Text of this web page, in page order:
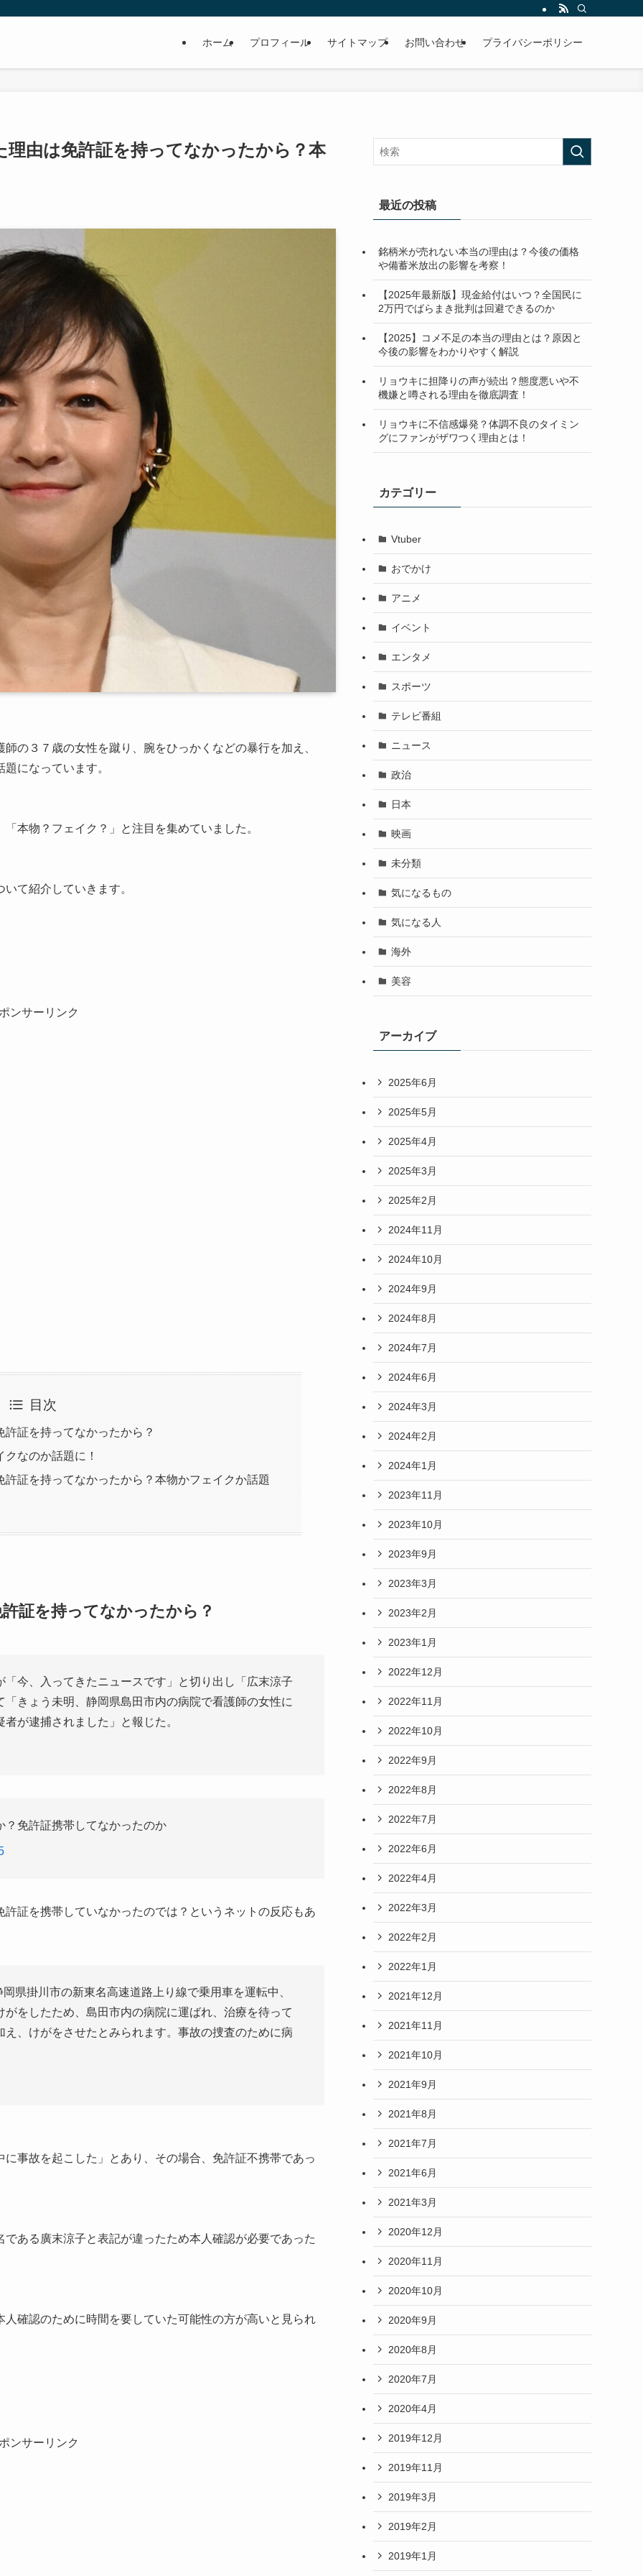
ホーム プロフィール サイトマップ お問い合わせ プライバシーポリシー
理由は免許証を持ってなかったから？本
の３７歳の女性を蹴り、腕をひっかくなどの暴行を加え、
になっています。
本物？フェイク？」と注目を集めていました。
て紹介していきます。
ンサーリンク
目次
証を持ってなかったから？
なのか話題に！
証を持ってなかったから？本物かフェイクか話題
証を持ってなかったから？
今、入ってきたニュースです」と切り出し「広末涼子
きょう未明、静岡県島田市内の病院で看護師の女性に
が逮捕されました」と報じた。
？免許証携帯してなかったのか
証を携帯していなかったのでは？というネットの反応もあ
県掛川市の新東名高速道路上り線で乗用車を運転中、
をしたため、島田市内の病院に運ばれ、治療を待って
、けがをさせたとみられます。事故の捜査のために病
事故を起こした」とあり、その場合、免許証不携帯であっ
ある廣末涼子と表記が違ったため本人確認が必要であった
確認のために時間を要していた可能性の方が高いと見られ
ンサーリンク
最近の投稿
銘柄米が売れない本当の理由は？今後の価格
や備蓄米放出の影響を考察！
【2025年最新版】現金給付はいつ？全国民に
2万円でばらまき批判は回避できるのか
【2025】コメ不足の本当の理由とは？原因と
今後の影響をわかりやすく解説
リョウキに担降りの声が続出？態度悪いや不
機嫌と噂される理由を徹底調査！
リョウキに不信感爆発？体調不良のタイミン
グにファンがザワつく理由とは！
カテゴリー
Vtuber
おでかけ
アニメ
イベント
エンタメ
スポーツ
テレビ番組
ニュース
政治
日本
映画
未分類
気になるもの
気になる人
海外
美容
アーカイブ
2025年6月
2025年5月
2025年4月
2025年3月
2025年2月
2024年11月
2024年10月
2024年9月
2024年8月
2024年7月
2024年6月
2024年3月
2024年2月
2024年1月
2023年11月
2023年10月
2023年9月
2023年3月
2023年2月
2023年1月
2022年12月
2022年11月
2022年10月
2022年9月
2022年8月
2022年7月
2022年6月
2022年4月
2022年3月
2022年2月
2022年1月
2021年12月
2021年11月
2021年10月
2021年9月
2021年8月
2021年7月
2021年6月
2021年3月
2020年12月
2020年11月
2020年10月
2020年9月
2020年8月
2020年7月
2020年4月
2019年12月
2019年11月
2019年3月
2019年2月
2019年1月